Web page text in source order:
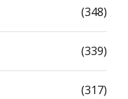
(348)
(339)
(317)